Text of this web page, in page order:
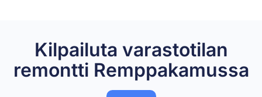
Kilpailuta varastotilan
remontti Remppakamussa